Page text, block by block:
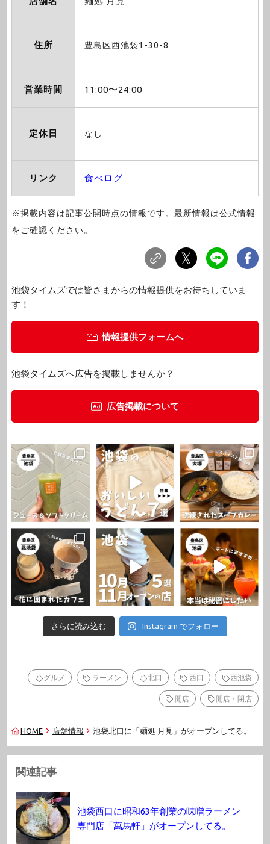
住所 豊島区西池袋1-30-8
営業時間 11:00〜24:00
定休日 なし
リンク 食べログ
※掲載内容は記事公開時点の情報です。最新情報は公式情報
をご確認ください。
池袋タイムズでは皆さまからの情報提供をお待ちしていま
す！
情報提供フォームへ
池袋タイムズへ広告を掲載しませんか？
広告掲載について
さらに読み込む Instagram でフォロー
グルメ ラーメン 北口 西口 西池袋
開店 開店・閉店
HOME 店舗情報 池袋北口に「麺処 月見」がオープンしてる。
関連記事
池袋西口に昭和63年創業の味噌ラーメン
専門店「萬馬軒」がオープンしてる。